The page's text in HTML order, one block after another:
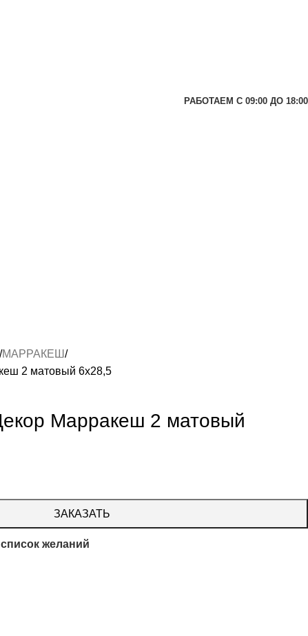
РАБОТАЕМ С 09:00 ДО 18:00
МАРРАКЕШ
2 матовый 6х28,5
Марракеш 2 матовый
ЗАКАЗАТЬ
желаний